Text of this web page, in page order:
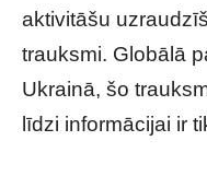
aktivitāšu
trauksmi. Globālā
Ukrainā, šo
līdzi informācijai ir